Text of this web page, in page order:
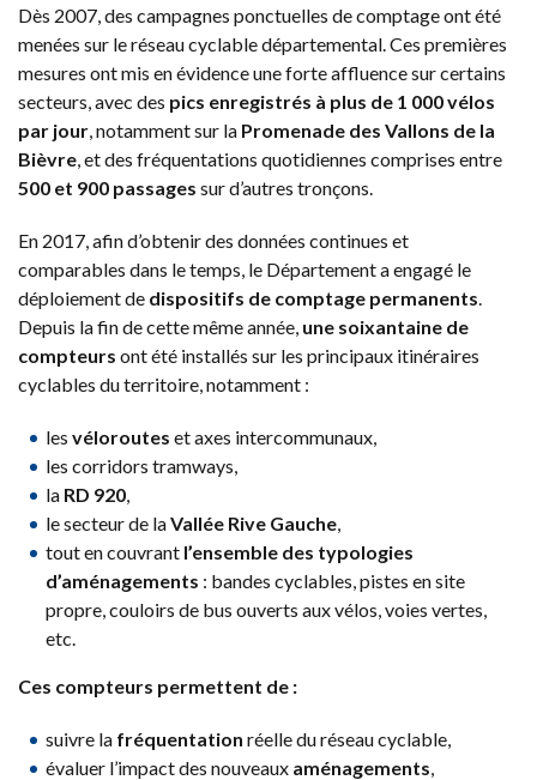
Dès 2007, des campagnes ponctuelles de comptage ont été
menées sur le réseau cyclable départemental. Ces premières
mesures ont mis en évidence une forte affluence sur certains
secteurs, avec des pics enregistrés à plus de 1 000 vélos
par jour, notamment sur la Promenade des Vallons de la
Bièvre, et des fréquentations quotidiennes comprises entre
500 et 900 passages sur d’autres tronçons.
En 2017, afin d’obtenir des données continues et
comparables dans le temps, le Département a engagé le
déploiement de dispositifs de comptage permanents.
Depuis la fin de cette même année, une soixantaine de
compteurs ont été installés sur les principaux itinéraires
cyclables du territoire, notamment :
les véloroutes et axes intercommunaux,
les corridors tramways,
la RD 920,
le secteur de laVallée Rive Gauche,
tout en couvrant l’ensemble des typologies
d’aménagements : bandes cyclables, pistes en site
propre, couloirs de bus ouverts aux vélos, voies vertes,
etc.
Ces compteurs permettent de :
suivre la fréquentation réelle du réseau cyclable,
évaluer l’impact des nouveaux aménagements,